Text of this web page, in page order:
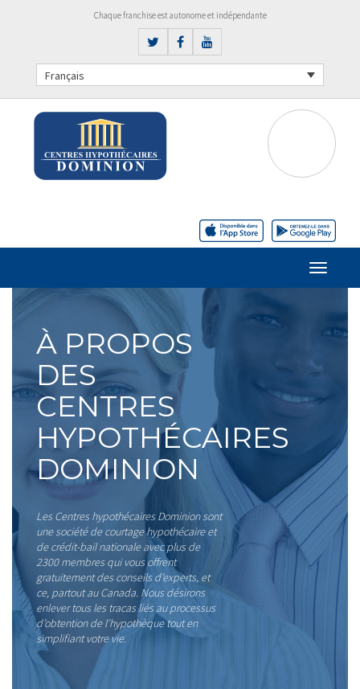
Chaque franchise est autonome et indépendante
Français
À PROPOS
DES
CENTRES
HYPOTHÉCAIRES
DOMINION
Les Centres hypothécaires Dominion sont
une société de courtage hypothécaire et
de crédit-bail nationale avec plus de
2300 membres qui vous offrent
gratuitement des conseils d’experts, et
ce, partout au Canada. Nous désirons
enlever tous les tracas liés au processus
d’obtention de l’hypothèque tout en
simplifiant votre vie.